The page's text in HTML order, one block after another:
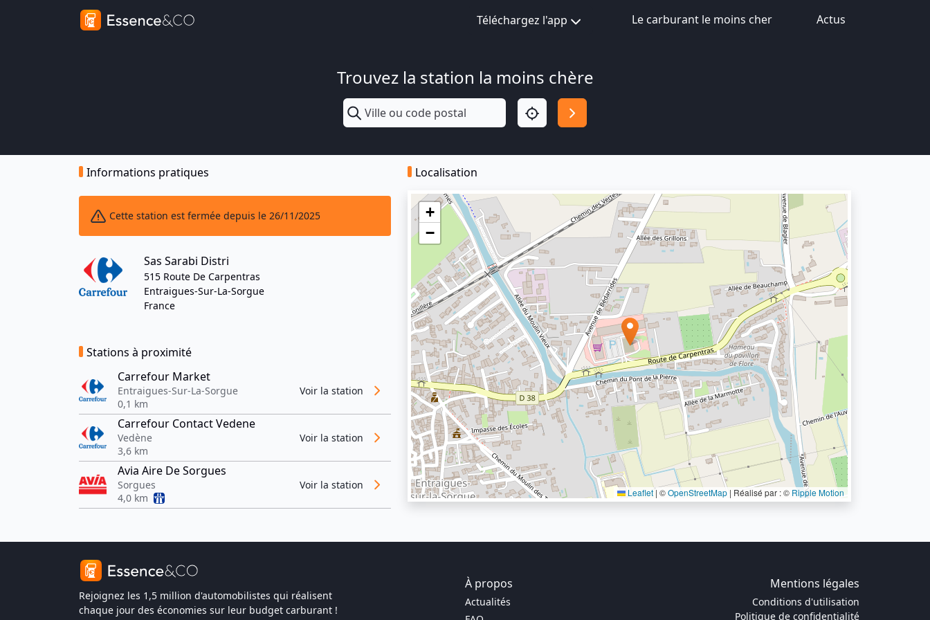
Téléchargez l'app Le carburant le moins cher Actus
Trouvez la station la moins chère
Informations pratiques
Cette station est fermée depuis le 26/11/2025
Sas Sarabi Distri
515 Route De Carpentras
Entraigues-Sur-La-Sorgue
France
Stations à proximité
Carrefour Market
Entraigues-Sur-La-Sorgue
0,1 km
Voir la station
Carrefour Contact Vedene
Vedène
3,6 km
Voir la station
Avia Aire De Sorgues
Sorgues
4,0 km
Voir la station
Localisation
+
−
Leaflet | ©OpenStreetMap | Réalisé par : © Ripple Motion
Rejoignez les 1,5 million d'automobilistes qui réalisent
chaque jour des économies sur leur budget carburant !
À propos Mentions légales
Actualités
Conditions d'utilisation
Politique de confidentialité